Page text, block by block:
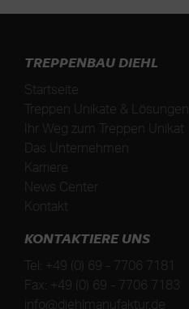
TREPPENBAU DIEHL
Startseite
Treppen Unikate & Lösungen
Ihr Weg zum Treppen Unikat
Das Unternehmen
Karriere
News Center
Kontakt
KONTAKTIERE UNS
Tel: +49 (0) 69 - 7706 7181
Fax: +49 (0) 69 - 7706 7183
info@diehlmanufaktur.de